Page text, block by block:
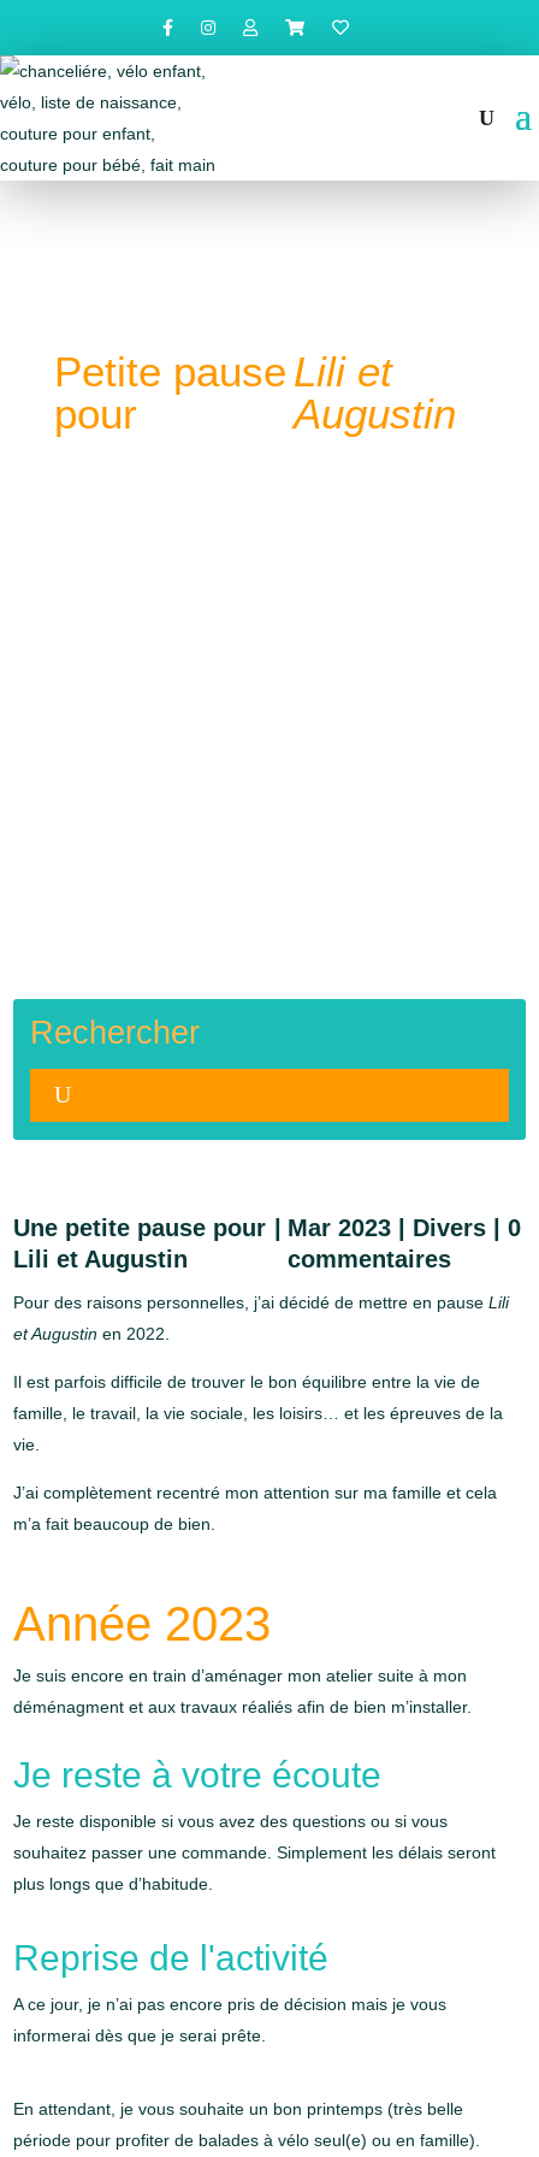
Petite pause
pour
Lili et
Augustin
Une petite pause pour
Lili et Augustin
Mar 2023| Divers| 0
commentaires
Pour des raisons personnelles, j’ai décidé de mettre en pauseLili
et Augustin en 2022.
Il est parfois difficile de trouver le bon équilibre entre la vie de
famille, le travail, la vie sociale, les loisirs… et les épreuves de la
vie.
J’ai complètement recentré mon attention sur ma famille et cela
m’a fait beaucoup de bien.
Année 2023
Je suis encore en train d’aménager mon atelier suite à mon
déménagment et aux travaux réaliés afin de bien m’installer.
Je reste à votre écoute
Je reste disponible si vous avez des questions ou si vous
souhaitez passer une commande. Simplement les délais seront
plus longs que d’habitude.
Reprise de l'activité
A ce jour, je n’ai pas encore pris de décision mais je vous
informerai dès que je serai prête.
En attendant, je vous souhaite un bon printemps (très belle
période pour profiter de balades à vélo seul(e) ou en famille).